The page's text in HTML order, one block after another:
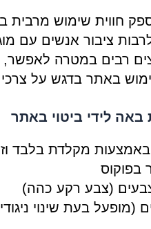
חווית שימוש מרבית
ציבור אנשים עם
רבים במטרה
באתר בדגש על צרכי
באה לידי ביטוי באתר
באמצעות מקלדת בלבד
בפוקוס
צבעים (צבע רקע כהה)
(מופעל בעת שינוי